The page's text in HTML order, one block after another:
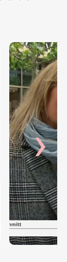
›